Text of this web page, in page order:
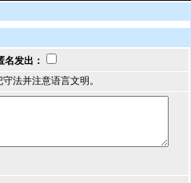
名发出：
法并注意语言文明。